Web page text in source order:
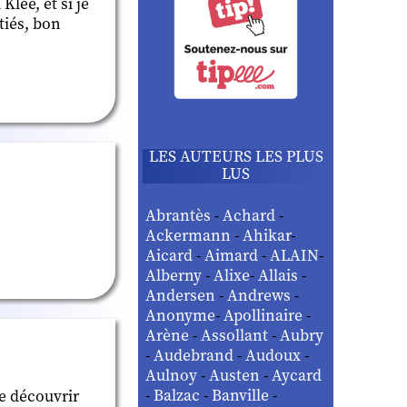
et si je
bon
découvrir
LES AUTEURS LES PLUS
LUS
Abrantès-Achard-
Ackermann-Ahikar-
Aicard-Aimard-ALAIN-
Alberny-Alixe-Allais-
Andersen-Andrews-
Anonyme-Apollinaire-
Arène-Assollant-Aubry
-Audebrand-Audoux-
Aulnoy-Austen-Aycard
-Balzac-Banville-